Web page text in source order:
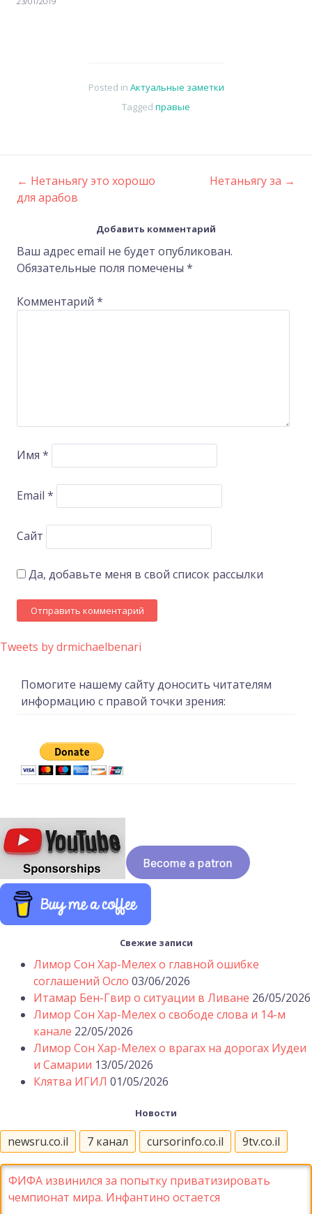
Posted in Актуальные заметки
Tagged правые
Post
navigation
← Нетаньягу это хорошо
для арабов
Нетаньягу за →
Добавить комментарий
Ваш адрес email не будет опубликован.
Обязательные поля помечены *
Комментарий *
Имя *
Email *
Сайт
Да, добавьте меня в свой список рассылки
Tweets by drmichaelbenari
Помогите нашему сайту доносить читателям
информацию с правой точки зрения:
Свежие записи
Лимор Сон Хар-Мелех о главной ошибке
соглашений Осло 03/06/2026
Итамар Бен-Гвир о ситуации в Ливане 26/05/2026
Лимор Сон Хар-Мелех о свободе слова и 14-м
канале 22/05/2026
Лимор Сон Хар-Мелех о врагах на дорогах Иудеи
и Самарии 13/05/2026
Клятва ИГИЛ 01/05/2026
Новости
newsru.co.il 7 канал cursorinfo.co.il 9tv.co.il
ФИФА извинился за попытку приватизировать
чемпионат мира. Инфантино остается